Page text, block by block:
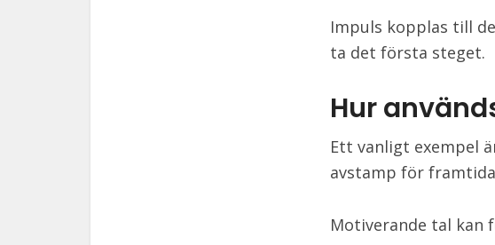
Impuls kopplas till
ta det första steget.
Hur
Ett vanligt exempel
avstamp för
Motiverande tal